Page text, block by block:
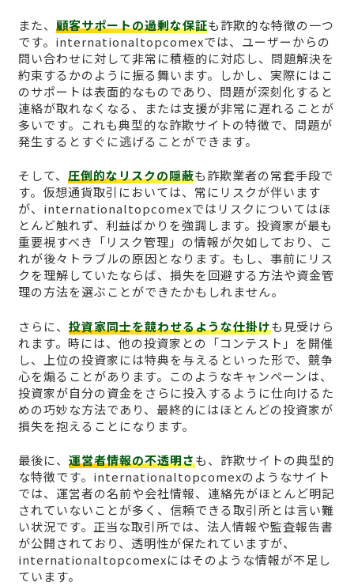
また、 顧客サポートの過剰な保証も詐欺的な特徴の一つ
です。internationaltopcomexでは、ユーザーからの
問い合わせに対して非常に積極的に対応し、問題解決を
約束するかのように振る舞います。しかし、実際にはこ
のサポートは表面的なものであり、問題が深刻化すると
連絡が取れなくなる、または支援が非常に遅れることが
多いです。これも典型的な詐欺サイトの特徴で、問題が
発生するとすぐに逃げることができます。
そして、 圧倒的なリスクの隠蔽も詐欺業者の常套手段で
す。仮想通貨取引においては、常にリスクが伴います
が、internationaltopcomexではリスクについてはほ
とんど触れず、利益ばかりを強調します。投資家が最も
重要視すべき「リスク管理」の情報が欠如しており、こ
れが後々トラブルの原因となります。もし、事前にリス
クを理解していたならば、損失を回避する方法や資金管
理の方法を選ぶことができたかもしれません。
さらに、 投資家同士を競わせるような仕掛けも見受けら
れます。時には、他の投資家との「コンテスト」を開催
し、上位の投資家には特典を与えるといった形で、競争
心を煽ることがあります。このようなキャンペーンは、
投資家が自分の資金をさらに投入するように仕向けるた
めの巧妙な方法であり、最終的にはほとんどの投資家が
損失を抱えることになります。
最後に、 運営者情報の不透明さも、詐欺サイトの典型的
な特徴です。internationaltopcomexのようなサイト
では、運営者の名前や会社情報、連絡先がほとんど明記
されていないことが多く、信頼できる取引所とは言い難
い状況です。正当な取引所では、法人情報や監査報告書
が公開されており、透明性が保たれていますが、
internationaltopcomexにはそのような情報が不足し
ています。